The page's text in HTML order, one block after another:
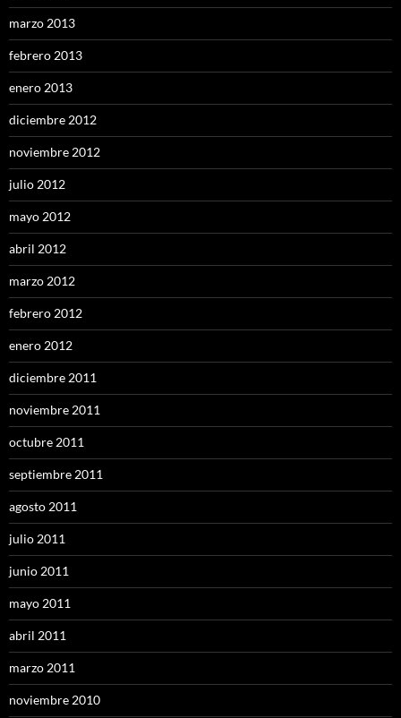
marzo 2013
febrero 2013
enero 2013
diciembre 2012
noviembre 2012
julio 2012
mayo 2012
abril 2012
marzo 2012
febrero 2012
enero 2012
diciembre 2011
noviembre 2011
octubre 2011
septiembre 2011
agosto 2011
julio 2011
junio 2011
mayo 2011
abril 2011
marzo 2011
noviembre 2010